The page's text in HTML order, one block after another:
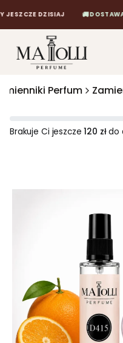
DZISIAJ 🚚 DOSTAWA JUŻ
Perfum
Brakuje Ci jeszcze120 złdo